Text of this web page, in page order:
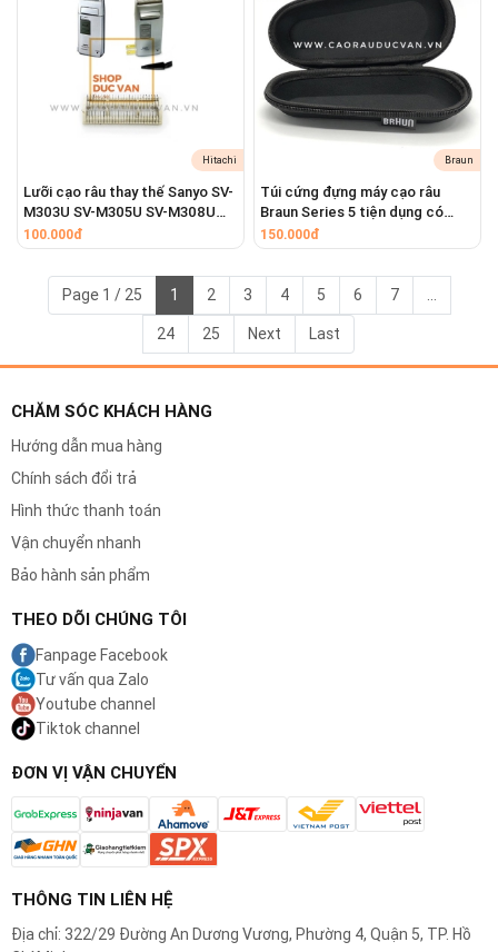
Hitachi
Lưỡi cạo râu thay thế Sanyo SV-
M303U SV-M305U SV-M308U
SV-M730 SV-M701
100.000đ
Braun
Túi cứng đựng máy cạo râu
Braun Series 5 tiện dụng có
khóa kéo mang theo du lịch
150.000đ
Page 1 / 25 1 2 3 4 5 6 7
24 25 Next Last
CHĂM SÓC KHÁCH HÀNG
Hướng dẫn mua hàng
Chính sách đổi trả
Hình thức thanh toán
Vận chuyển nhanh
Bảo hành sản phẩm
THEO DÕI CHÚNG TÔI
Fanpage Facebook
Tư vấn qua Zalo
Youtube channel
Tiktok channel
ĐƠN VỊ VẬN CHUYỂN
THÔNG TIN LIÊN HỆ
Địa chỉ: 322/29 Đường An Dương Vương, Phường 4, Quận 5, TP. Hồ